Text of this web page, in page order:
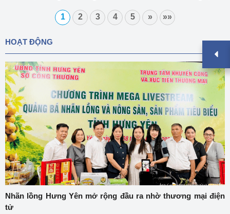
1 2 3 4 5 » »»
HOẠT ĐỘNG
Nhãn lồng Hưng Yên mở rộng đầu ra nhờ thương mại điện
tử